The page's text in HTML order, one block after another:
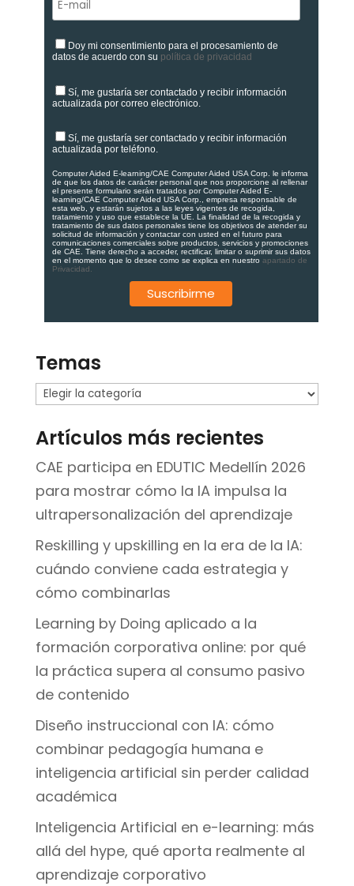
Doy mi consentimiento para el procesamiento de
datos de acuerdo con su política de privacidad
Sí, me gustaría ser contactado y recibir información
actualizada por correo electrónico.
Sí, me gustaría ser contactado y recibir información
actualizada por teléfono.
Computer Aided E-learning/CAE Computer Aided USA Corp. le informa
de que los datos de carácter personal que nos proporcione al rellenar
el presente formulario serán tratados por Computer Aided E-
learning/CAE Computer Aided USA Corp., empresa responsable de
esta web, y estarán sujetos a las leyes vigentes de recogida,
tratamiento y uso que establece la UE. La finalidad de la recogida y
tratamiento de sus datos personales tiene los objetivos de atender su
solicitud de información y contactar con usted en el futuro para
comunicaciones comerciales sobre productos, servicios y promociones
de CAE. Tiene derecho a acceder, rectificar, limitar o suprimir sus datos
en el momento que lo desee como se explica en nuestro apartado de
Privacidad.
Temas
Temas
Artículos más recientes
CAE participa en EDUTIC Medellín 2026
para mostrar cómo la IA impulsa la
ultrapersonalización del aprendizaje
Reskilling y upskilling en la era de la IA:
cuándo conviene cada estrategia y
cómo combinarlas
Learning by Doing aplicado a la
formación corporativa online: por qué
la práctica supera al consumo pasivo
de contenido
Diseño instruccional con IA: cómo
combinar pedagogía humana e
inteligencia artificial sin perder calidad
académica
Inteligencia Artificial en e-learning: más
allá del hype, qué aporta realmente al
aprendizaje corporativo